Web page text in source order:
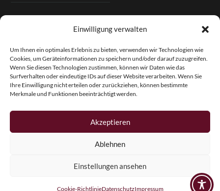
Einwilligung verwalten
Um Ihnen ein optimales Erlebnis zu bieten, verwenden wir Technologien wie
Cookies, um Geräteinformationen zu speichern und/oder darauf zuzugreifen.
Wenn Sie diesen Technologien zustimmen, können wir Daten wie das
Surfverhalten oder eindeutige IDs auf dieser Website verarbeiten. Wenn Sie
Ihre Einwilligung nicht erteilen oder zurückziehen, können bestimmte
Merkmale und Funktionen beeinträchtigt werden.
Akzeptieren
Ablehnen
Einstellungen ansehen
Cookie-RichtlinieDatenschutzImpressum
Heinz Enzinger-Panitz
Aussergernwallen 3
94166 Stubenberg
Deutschland
Tel.:+49 (0)8574 - 91 97 79
info@pfingstrosen.eu
Copyright © 2026 Magic Garden Paeonies. Rottaler